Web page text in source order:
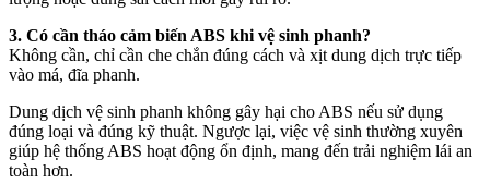
3. Có cần tháo cảm biến ABS khi vệ sinh phanh?
Không cần, chỉ cần che chắn đúng cách và xịt dung dịch trực tiếp
vào má, đĩa phanh.
Dung dịch vệ sinh phanh không gây hại cho ABS nếu sử dụng
đúng loại và đúng kỹ thuật. Ngược lại, việc vệ sinh thường xuyên
giúp hệ thống ABS hoạt động ổn định, mang đến trải nghiệm lái an
toàn hơn.